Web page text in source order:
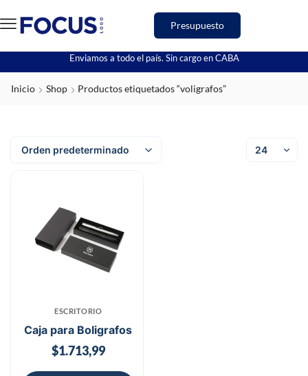
Presupuesto
Enviamos a todo el país. Sin cargo en CABA
Inicio Shop Productos etiquetados “voligrafos”
ESCRITORIO
Caja para Boligrafos
$1.713,99